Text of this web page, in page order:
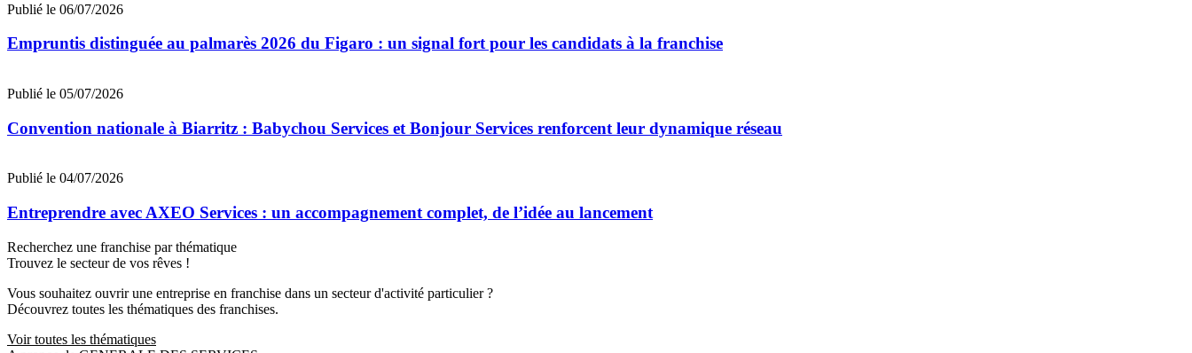
Publié le 06/07/2026
Empruntis distinguée au palmarès 2026 du Figaro : un signal fort pour les candidats à la franchise
Publié le 05/07/2026
Convention nationale à Biarritz : Babychou Services et Bonjour Services renforcent leur dynamique réseau
Publié le 04/07/2026
Entreprendre avec AXEO Services : un accompagnement complet, de l’idée au lancement
Recherchez une franchise par thématique
Trouvez le secteur de vos rêves !
Vous souhaitez ouvrir une entreprise en franchise dans un secteur d'activité particulier ?
Découvrez toutes les thématiques des franchises.
Voir toutes les thématiques